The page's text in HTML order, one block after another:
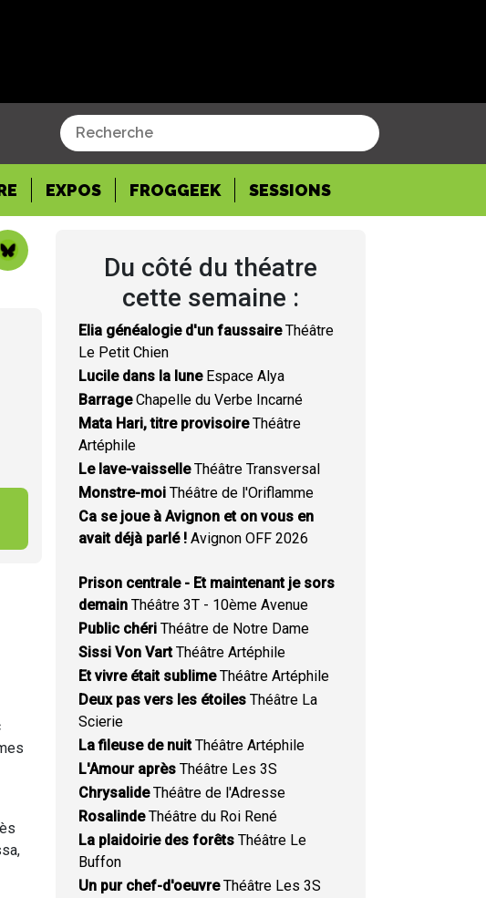
EXPOS FROGGEEK SESSIONS
Du côté du théatre
cette semaine :
Elia généalogie d'un faussaireThéâtre
Le Petit Chien
Lucile dans la luneEspace Alya
BarrageChapelle du Verbe Incarné
Mata Hari, titre provisoireThéâtre
Artéphile
Le lave-vaisselleThéâtre Transversal
Monstre-moi Théâtre de l'Oriflamme
Ca se joue à Avignon et on vous en
avait déjà parlé ! Avignon OFF 2026
Prison centrale - Et maintenant je sors
demain Théâtre 3T - 10ème Avenue
Public chéri Théâtre de Notre Dame
Sissi Von VartThéâtre Artéphile
Et vivre était sublimeThéâtre Artéphile
Deux pas vers les étoiles Théâtre La
Scierie
La fileuse de nuitThéâtre Artéphile
L'Amour après Théâtre Les 3S
ChrysalideThéâtre de l'Adresse
RosalindeThéâtre du Roi René
La plaidoirie des forêts Théâtre Le
Buffon
Un pur chef-d'oeuvreThéâtre Les 3S